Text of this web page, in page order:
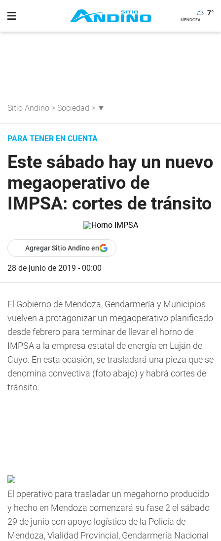
7°
Sitio Andino > Sociedad > ▼
PARA TENER EN CUENTA
Este sábado hay un nuevo
megaoperativo de
IMPSA: cortes de tránsito
Agregar Sitio Andino en
28 de junio de 2019 - 00:00
El Gobierno de Mendoza, Gendarmería y Municipios
vuelven a protagonizar un megaoperativo planificado
desde febrero para terminar de llevar el horno de
IMPSA a la empresa estatal de energía en Luján de
Cuyo. En esta ocasión, se trasladará una pieza que se
denomina convectiva (foto abajo) y habrá cortes de
tránsito.
El operativo para trasladar un megahorno producido
y hecho en Mendoza comenzará su fase 2 el sábado
29 de junio con apoyo logístico de la Policía de
Mendoza, Vialidad Provincial, Gendarmería Nacional